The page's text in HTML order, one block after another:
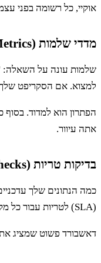
אוקיי, כל רשומה בפני
מדדי שלמות (Completeness Metrics)
למצוא. אם הסקריפט שלך מסתיים עם 650 מוצרים, חסרים לך 84. למה? אולי באג
הפתרון הוא למדוד.
אתה עיוור.
בדיקות טריות (Freshness Checks)
(SLA) לטריות עבור כל מקור מידע. לדוגמה: "נתוני מחירי מוצרי אלקטרוניקה מאתר X לא יהיו ישנים יותר מ-24 שעות".
דאשבורד פשוט שמציג את חותמת הזמן של